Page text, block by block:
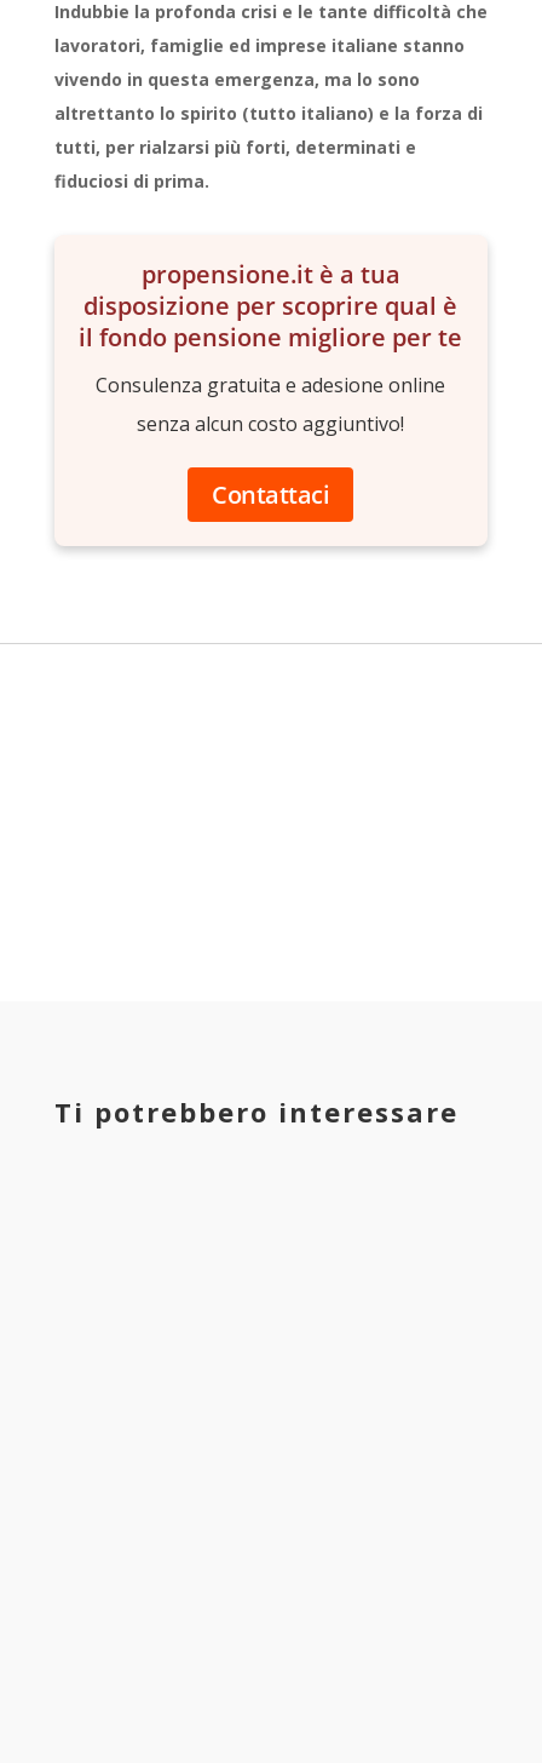
Indubbie la profonda crisi e le tante difficoltà che
lavoratori, famiglie ed imprese italiane stanno
vivendo in questa emergenza, ma lo sono
altrettanto lo spirito (tutto italiano) e la forza di
tutti, per rialzarsi più forti, determinati e
fiduciosi di prima.
propensione.it è a tua
disposizione per scoprire qual è
il fondo pensione migliore per te
Consulenza gratuita e adesione online
senza alcun costo aggiuntivo!
Contattaci
Ti potrebbero interessare